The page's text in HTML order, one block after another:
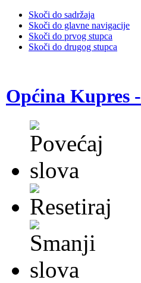
Skoči do sadržaja
Skoči do glavne navigacije
Skoči do prvog stupca
Skoči do drugog stupca
Općina Kupres